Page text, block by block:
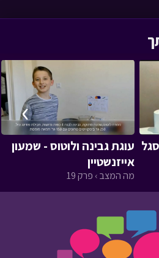
עוגת גבינה ולוטוס - שמעון
אייזנשטיין
מה המצב › פרק 19
›